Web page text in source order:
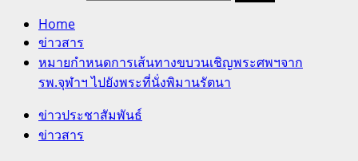
Home
ข่าวสาร
หมายกำหนดการเส้นทางขบวนเชิญพระศพฯจาก
รพ.จุฬาฯ ไปยังพระที่นั่งพิมานรัตนา
ข่าวประชาสัมพันธ์
ข่าวสาร